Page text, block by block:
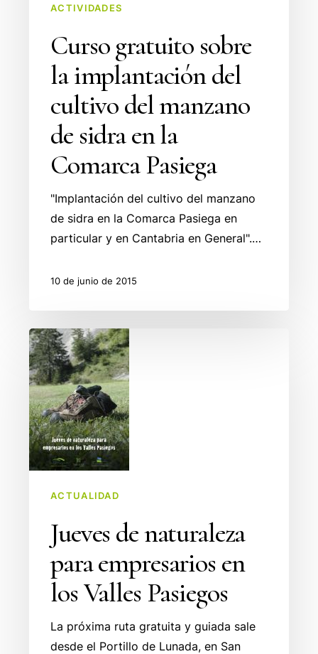
manzano
sidra
Comarca
Pasiega
ACTIVIDADES
Curso gratuito sobre
la implantación del
cultivo del manzano
de sidra en la
Comarca Pasiega
"Implantación del cultivo del manzano
de sidra en la Comarca Pasiega en
particular y en Cantabria en General".…
10 de junio de 2015
Jueves
de
naturaleza
para
empresarios
en
los
Pasiegos
ACTUALIDAD
Jueves de naturaleza
para empresarios en
los Valles Pasiegos
La próxima ruta gratuita y guiada sale
desde el Portillo de Lunada, en San